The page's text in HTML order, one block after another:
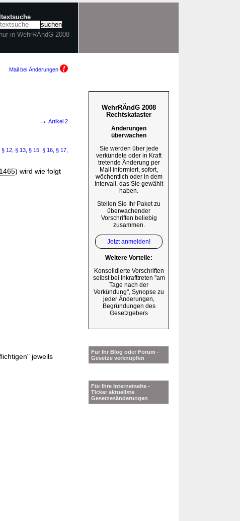
nur in WehrRÄndG 2008
Mail bei Änderungen
→ Artikel 2
§ 12 § 13 § 15 § 16 § 17
) wird wie folgt
jeweils
WehrRÄndG 2008
Rechtskataster
Änderungen
überwachen
Sie werden über jede
verkündete oder in Kraft
tretende Änderung per
Mail informiert, sofort,
wöchentlich oder in dem
Intervall, das Sie gewählt
haben.
Stellen Sie Ihr Paket zu
überwachender
Vorschriften beliebig
zusammen.
Jetzt anmelden!
Weitere Vorteile:
Konsolidierte Vorschriften
selbst bei Inkrafttreten "am
Tage nach der
Verkündung", Synopse zu
jeder Änderungen,
Begründungen des
Gesetzgebers
Für Ihr Blog oder Forum -
Gesetze verknüpfen
Für Ihre Internetseite -
Ticker aktuellste
Gesetzesänderungen